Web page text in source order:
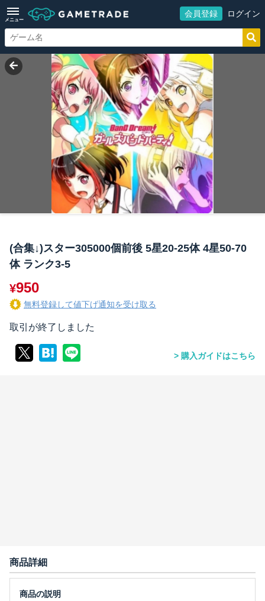
メニュー
会員登録 ログイン
(合集↓)スター305000個前後 5星20-25体 4星50-70
体 ランク3-5
¥950
無料登録して値下げ通知を受け取る
取引が終了しました
購入ガイドはこちら
商品詳細